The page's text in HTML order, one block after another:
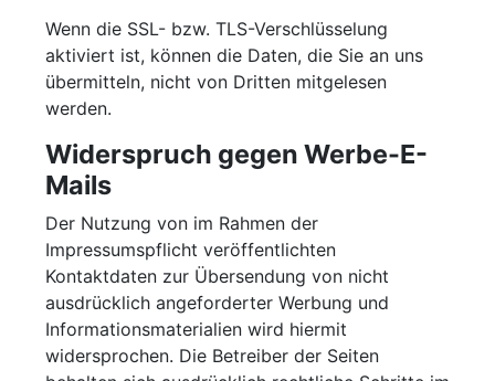
Wenn die SSL- bzw. TLS-Verschlüsselung
aktiviert ist, können die Daten, die Sie an uns
übermitteln, nicht von Dritten mitgelesen
werden.
Widerspruch gegen Werbe-E-
Mails
Der Nutzung von im Rahmen der
Impressumspflicht veröffentlichten
Kontaktdaten zur Übersendung von nicht
ausdrücklich angeforderter Werbung und
Informationsmaterialien wird hiermit
widersprochen. Die Betreiber der Seiten